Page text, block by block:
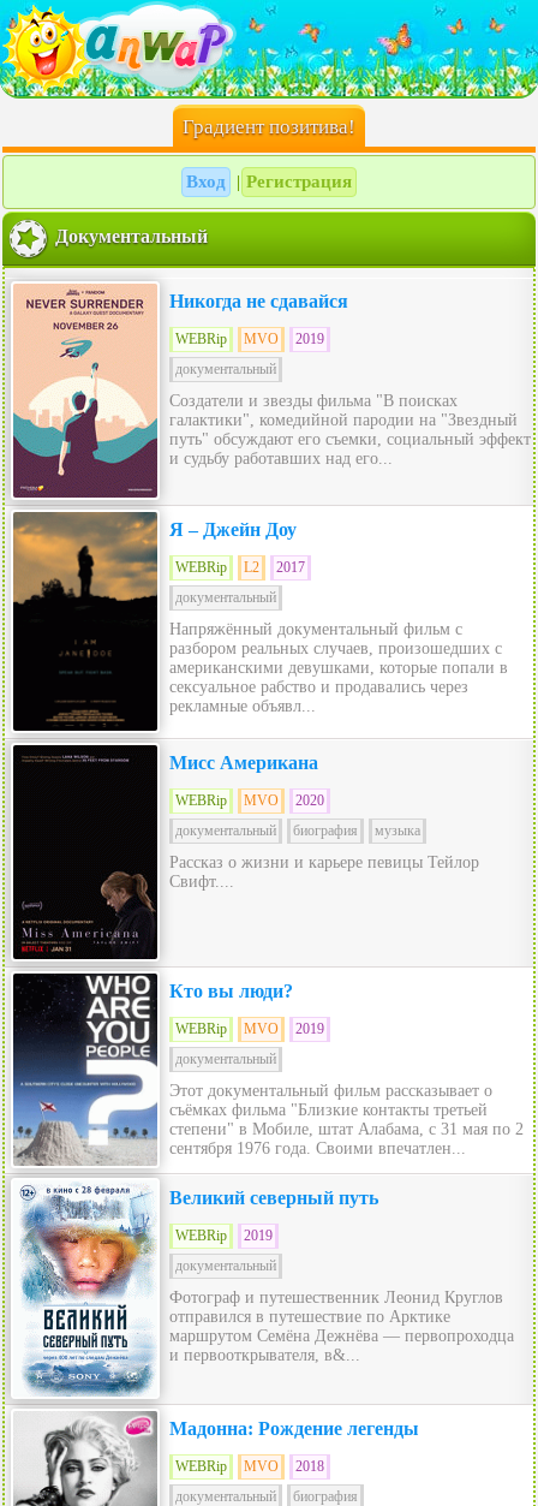
Градиент позитива!
Вход Регистрация
Документальный
Никогда не сдавайся
WEBRip MVO
2019
документальный
Создатели и звезды фильма "В поисках
галактики", комедийной пародии на "Звездный
путь" обсуждают его съемки, социальный эффект
и судьбу работавших над его...
Я – Джейн Доу
WEBRip L2
2017
документальный
Напряжённый документальный фильм с
разбором реальных случаев, произошедших с
американскими девушками, которые попали в
сексуальное рабство и продавались через
рекламные объявл...
Мисс Американа
WEBRip MVO
2020
документальный
биография музыка
Рассказ о жизни и карьере певицы Тейлор
Свифт....
Кто вы люди?
WEBRip MVO
2019
документальный
Этот документальный фильм рассказывает о
съёмках фильма "Близкие контакты третьей
степени" в Мобиле, штат Алабама, с 31 мая по 2
сентября 1976 года. Своими впечатлен...
Великий северный путь
WEBRip
2019
документальный
Фотограф и путешественник Леонид Круглов
отправился в путешествие по Арктике
маршрутом Семёна Дежнёва — первопроходца
и первооткрывателя, в&...
Мадонна: Рождение легенды
WEBRip MVO
2018
документальный
биография